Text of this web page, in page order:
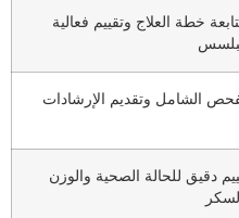
خطة العلاج وتقييم فعالية
الشامل وتقديم الإرشادات
دقيق للحالة الصحية والوزن